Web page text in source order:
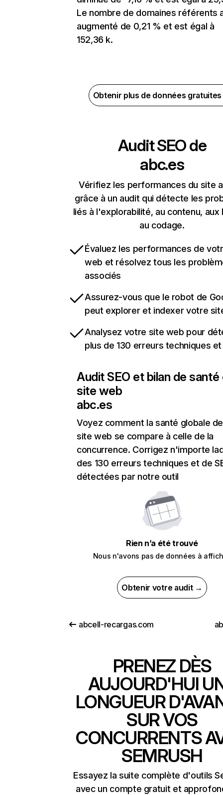
Le nombre de domaines référents
augmenté de 0,21 % et est égal à
152,36 k.
Obtenir plus de données
Audit SEO de
abc.es
Vérifiez les performances du site
grâce à un audit qui détecte les
liés à l'explorabilité, au contenu, aux
au codage.
Évaluez les performances de
web et résolvez tous les
associés
Assurez-vous que le robot de
peut explorer et indexer votre
Analysez votre site web pour
plus de 130 erreurs techniques et
Audit SEO et bilan de santé
site web
abc.es
Voyez comment la santé globale
site web se compare à celle de la
concurrence. Corrigez n'importe
des 130 erreurs techniques et de
détectées par notre outil
Rien n’a été trouvé
Nous n'avons pas de données à
Obtenir votre audit →
abcell-recargas.com
PRENEZ DÈS
AUJOURD'HUI
LONGUEUR
SUR VOS
CONCURRENTS
SEMRUSH
Essayez la suite complète d'outils
avec un compte gratuit et